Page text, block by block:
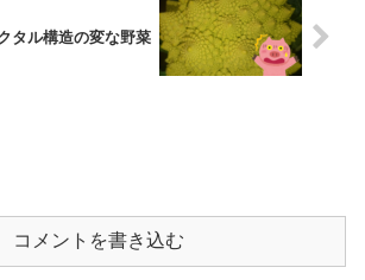
タル構造の変な野菜
コメントを書き込む